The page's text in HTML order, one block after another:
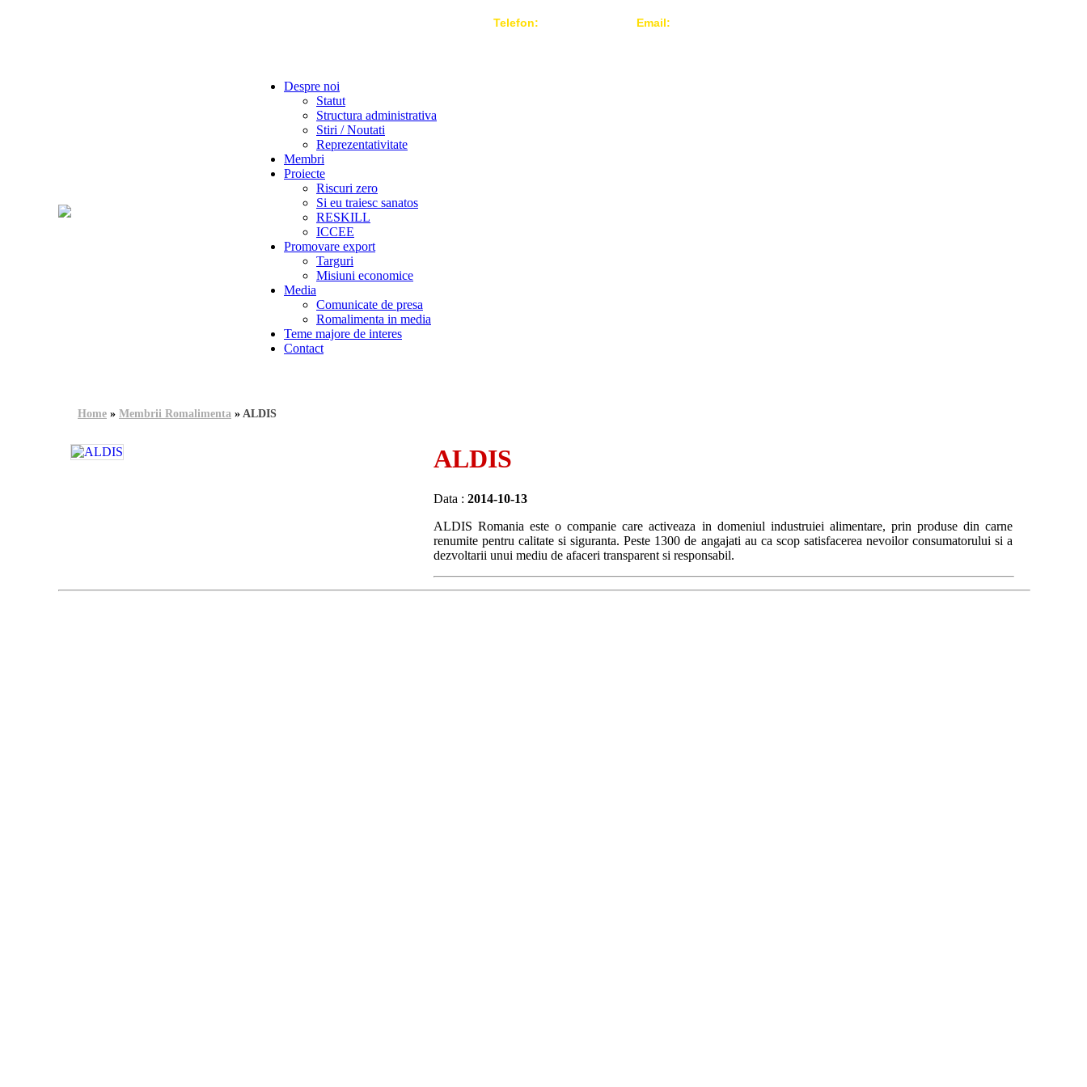
Telefon: Email:
Despre noi
Statut
Structura administrativa
Stiri / Noutati
Reprezentativitate
Membri
Proiecte
Riscuri zero
Si eu traiesc sanatos
RESKILL
ICCEE
Promovare export
Targuri
Misiuni economice
Media
Comunicate de presa
Romalimenta in media
Teme majore de interes
Contact
Home » Membrii Romalimenta » ALDIS
ALDIS
Data : 2014-10-13
ALDIS Romania este o companie care activeaza in domeniul industruiei alimentare, prin produse din carne
renumite pentru calitate si siguranta. Peste 1300 de angajati au ca scop satisfacerea nevoilor consumatorului si a
dezvoltarii unui mediu de afaceri transparent si responsabil.